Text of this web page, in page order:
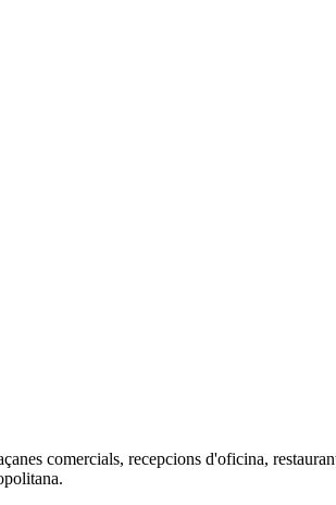
comercials, recepcions d'oficina,